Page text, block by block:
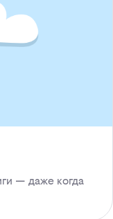
— даже когда